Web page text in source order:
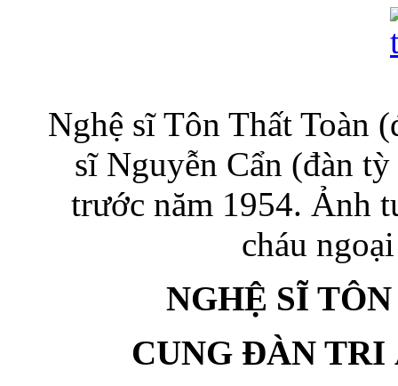
Nghệ sĩ Tôn Thất Toàn
sĩ Nguyễn Cẩn (đàn
trước năm 1954. Ảnh
cháu
NGHỆ SĨ
CUNG ĐÀN TRI